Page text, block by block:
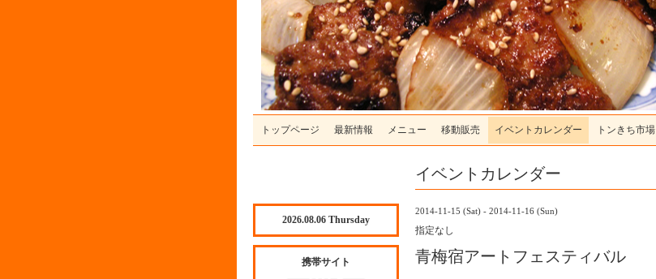
トップページ 最新情報 メニュー 移動販売 イベントカレンダー トンきち市場
イベントカレンダー
2014-11-15 (Sat) - 2014-11-16 (Sun)
指定なし
青梅宿アートフェスティバル
2026.08.06 Thursday
携帯サイト